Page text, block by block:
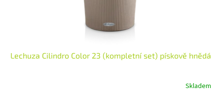
Lechuza Cilindro Color 23 (kompletní set) pískově hnědá
Skladem